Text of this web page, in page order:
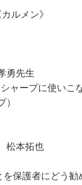
カルメン》
勇先生
ャープに使い
）
松本拓也
保護者にどう